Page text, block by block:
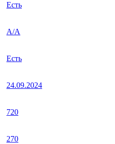
Есть
A/A
Есть
24.09.2024
720
270